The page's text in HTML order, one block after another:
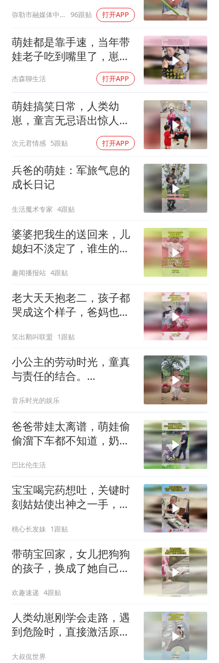
弥勒市融媒体中心 96跟贴 打开APP
萌娃都是靠手速，当年带
娃老子吃到嘴里了，崽子
杰森聊生活 打开APP
萌娃搞笑日常，人类幼
崽，童言无忌语出惊人：
狗都知道100比30多，傻
子才跟你换！
次元君情感 5跟贴 打开APP
兵爸的萌娃：军旅气息的
成长日记
生活魔术专家 4跟贴
婆婆把我生的送回来，儿
媳妇不淡定了，谁生的谁
趣闻播报站 4跟贴
老大天天抱老二，孩子都
哭成这个样子，爸妈也不
笑出鹅叫联盟 1跟贴
小公主的劳动时光，童真
与责任的结合。
音乐时光的娱乐
爸爸带娃太离谱，萌娃偷
偷溜下车都不知道，奶奶
巴比伦生活
宝宝喝完药想吐，关键时
刻姑姑使出神之一手，宝
桃心长发妹 1跟贴
带萌宝回家，女儿把狗狗
的孩子，换成了她自己的
欢趣速递 4跟贴
人类幼崽刚学会走路，遇
到危险时，直接激活原始
大叔侃世界